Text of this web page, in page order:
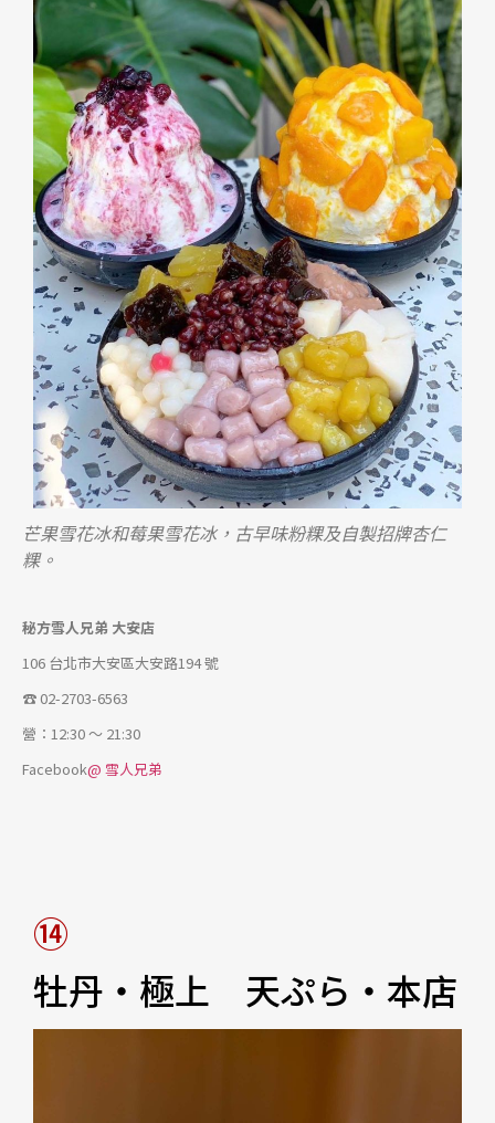
芒果雪花冰和莓果雪花冰， 古早味粉粿及自製招牌杏仁
粿。
秘方雪人兄弟 大安店
106 台北市大安區大安路194 號
☎ 02-2703-6563
營：12:30 ～ 21:30
Facebook@ 雪人兄弟
⑭
牡丹・極上 天ぷら・本店